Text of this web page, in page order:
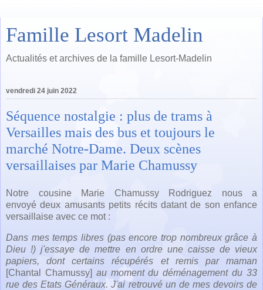
Famille Lesort Madelin
Actualités et archives de la famille Lesort-Madelin
vendredi 24 juin 2022
Séquence nostalgie : plus de trams à
Versailles mais des bus et toujours le
marché Notre-Dame. Deux scènes
versaillaises par Marie Chamussy
Notre cousine Marie Chamussy Rodriguez nous a
envoyédeux amusants petits récits datant de son enfance
versaillaise avec ce mot :
Dans mes temps libres (pas encore trop nombreux grâce à
Dieu !) j'essaye de mettre en ordre une caisse de vieux
papiers, dont certains récupérés et remis par maman
[Chantal Chamussy] au moment du déménagement du 33
rue des Etats Généraux. J'ai retrouvé un de mes devoirs de